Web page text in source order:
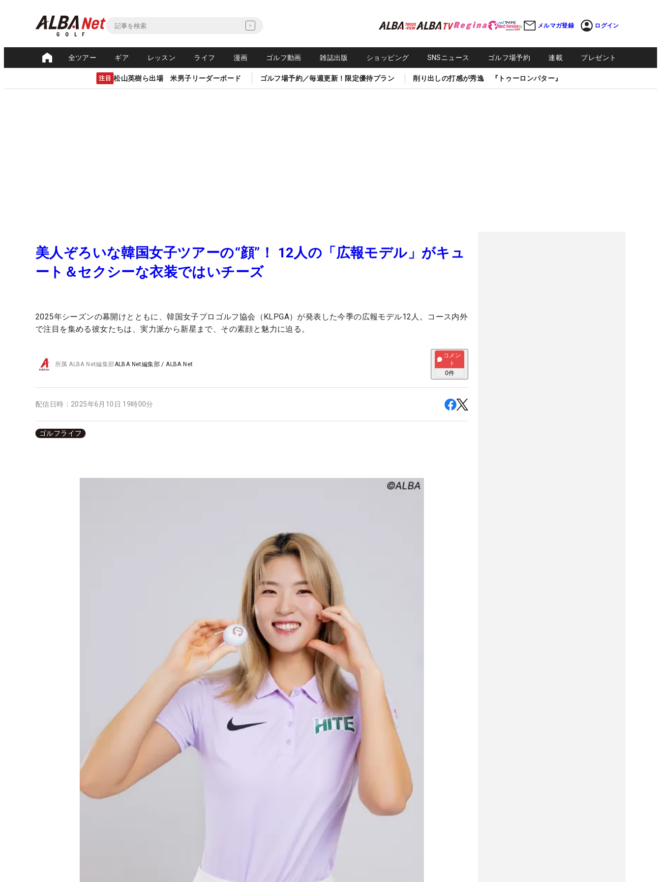
メルマガ登録 ログイン
全ツアー ギア レッスン ライフ 漫画 ゴルフ動画 雑誌出版 ショッピング SNSニュース ゴルフ場予約 連載 プレゼント
注目 松山英樹ら出場 米男子リーダーボード ゴルフ場予約／毎週更新！限定優待プラン 削り出しの打感が秀逸 『トゥーロンパター』
美人ぞろいな韓国女子ツアーの“顔”！ 12人の「広報モデル」がキュ
ート＆セクシーな衣装ではいチーズ
2025年シーズンの幕開けとともに、韓国女子プロゴルフ協会（KLPGA）が発表した今季の広報モデル12人。コース内外
で注目を集める彼女たちは、実力派から新星まで、その素顔と魅力に迫る。
所属ALBA Net編集部ALBA Net編集部 /ALBA Net
コメン
ト
0件
配信日時： 2025年6月10日 19時00分
ゴルフライフ